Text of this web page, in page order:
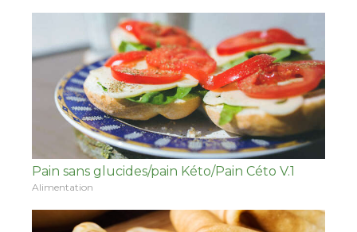
Pain sans glucides/pain Kéto/Pain Céto V.1
Alimentation